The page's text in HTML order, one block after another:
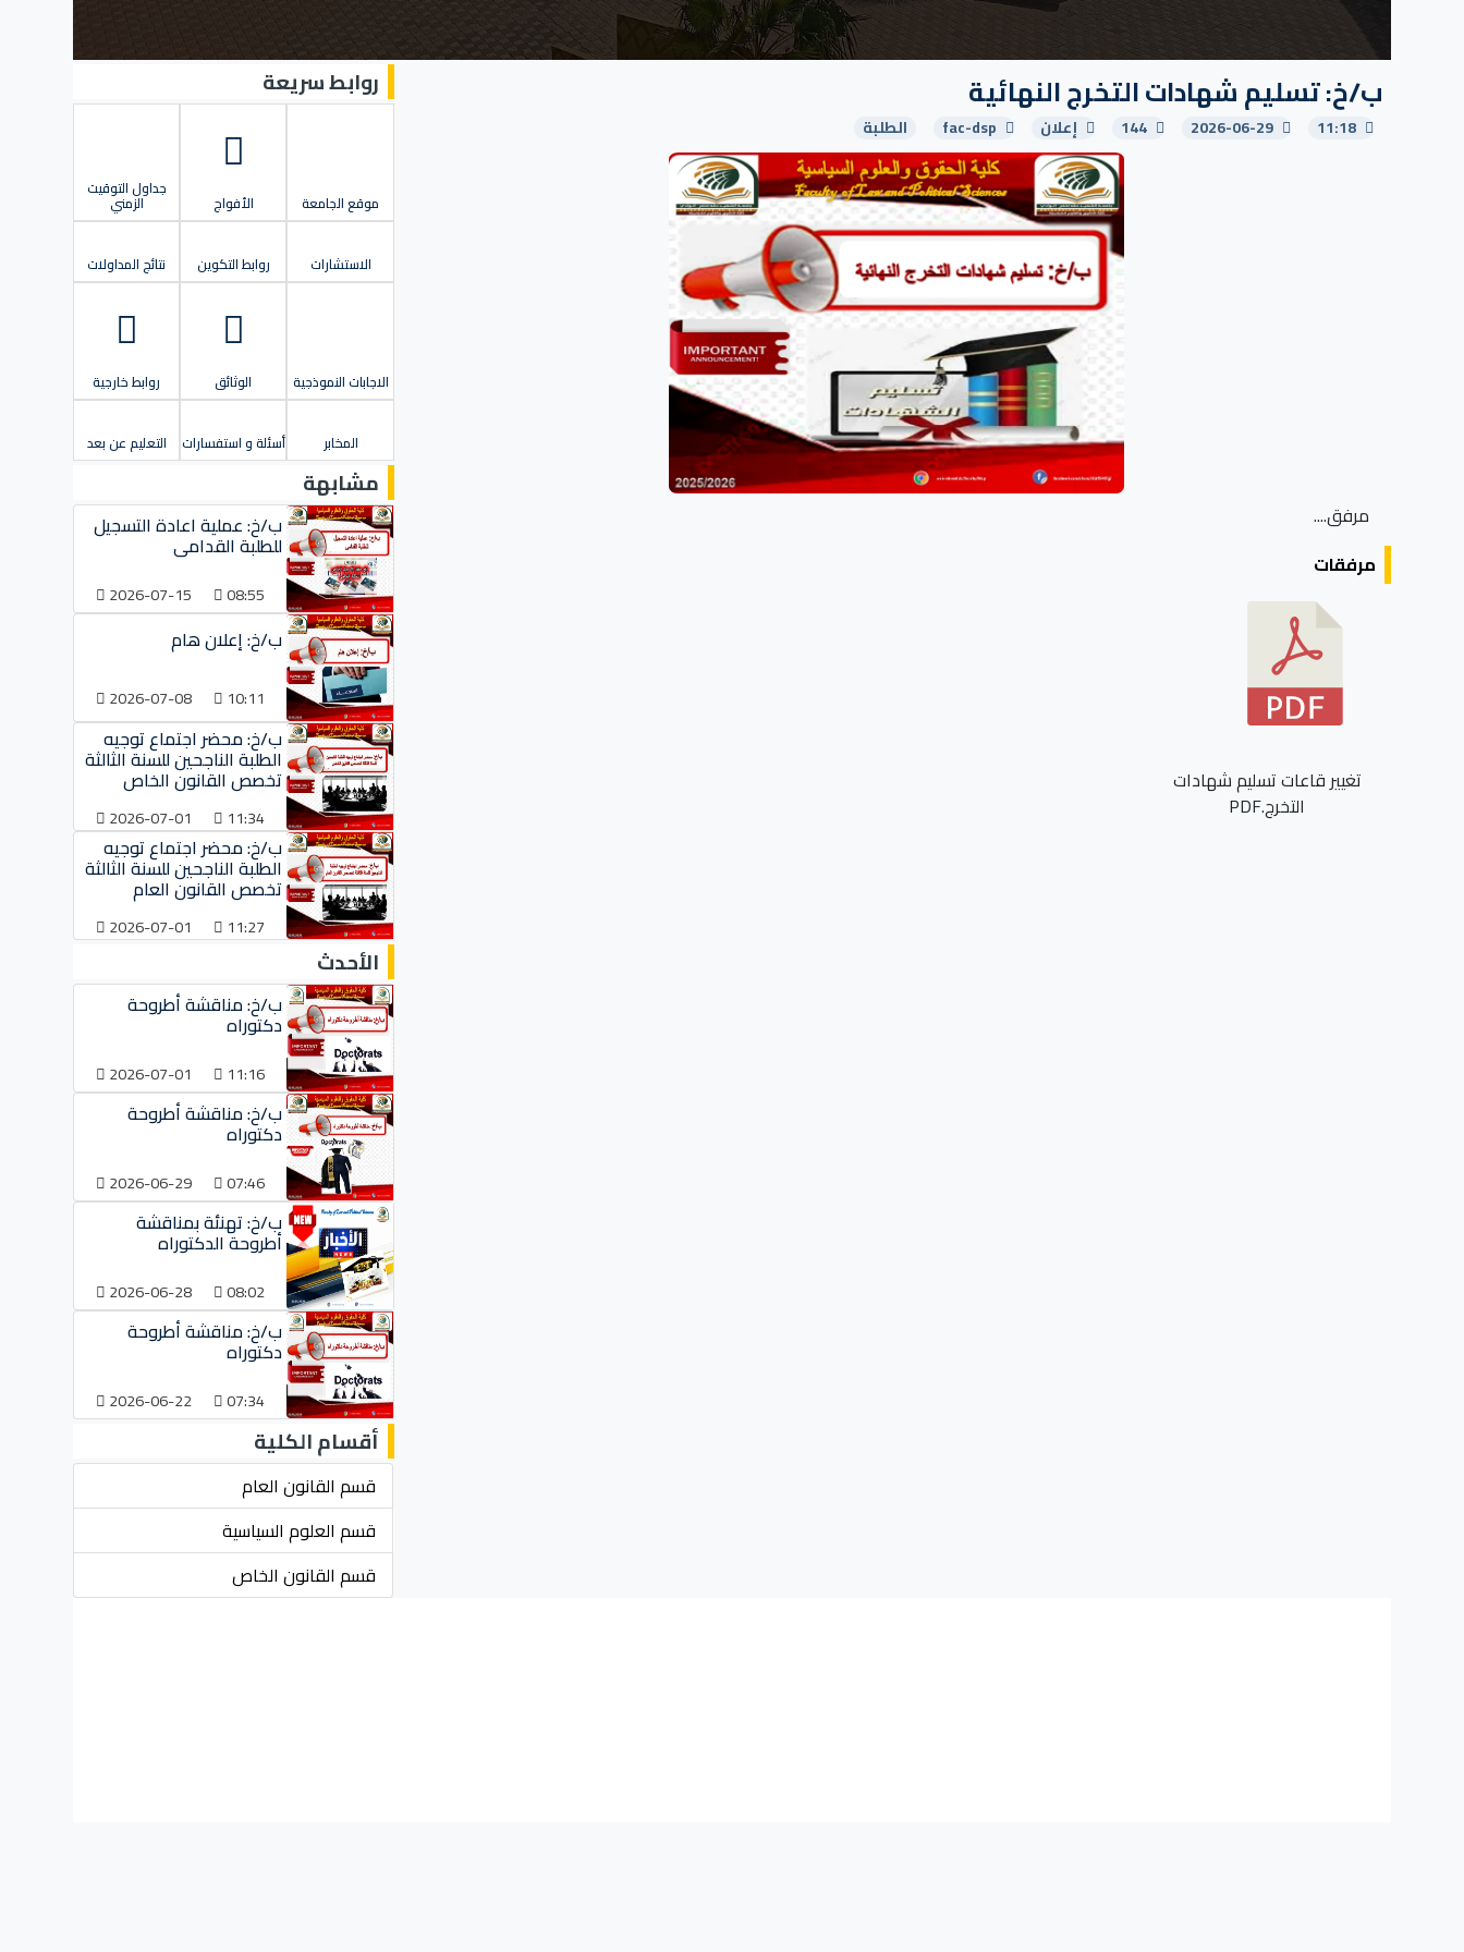
ب/خ: تسليم شهادات التخرج النهائية
11:18
2026-06-29
144 إعلان fac-dsp الطلبة
مرفق....
مرفقات
تغيير قاعات تسليم شهادات
التخرج.PDF
روابط سريعة
موقع الجامعة الأفواج
جداول التوقيت
الزمني
الاستشارات روابط التكوين نتائج المداولات
الاجابات النموذجية الوثائق روابط خارجية
المخابر أسئلة و استفسارات التعليم عن بعد
مشابهة
ب/خ: عملية اعادة التسجيل
للطلبة القدامى
08:55
2026-07-15
ب/خ: إعلان هام
10:11
2026-07-08
ب/خ: محضر اجتماع توجيه
الطلبة الناجحين للسنة الثالثة
تخصص القانون الخاص
11:34
2026-07-01
ب/خ: محضر اجتماع توجيه
الطلبة الناجحين للسنة الثالثة
تخصص القانون العام
11:27
2026-07-01
الأحدث
ب/خ: مناقشة أطروحة
دكتوراه
11:16
2026-07-01
ب/خ: مناقشة أطروحة
دكتوراه
07:46
2026-06-29
ب/خ: تهنئة بمناقشة
أطروحة الدكتوراه
08:02
2026-06-28
ب/خ: مناقشة أطروحة
دكتوراه
07:34
2026-06-22
أقسام الكلية
قسم القانون العام
قسم العلوم السياسية
قسم القانون الخاص